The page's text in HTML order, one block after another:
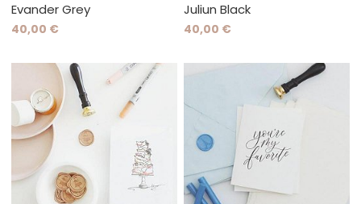
Evander Grey
40,00 €
Juliun Black
40,00 €